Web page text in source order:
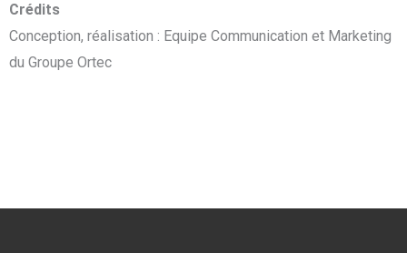
Crédits
Conception, réalisation : Equipe Communication et Marketing
du Groupe Ortec